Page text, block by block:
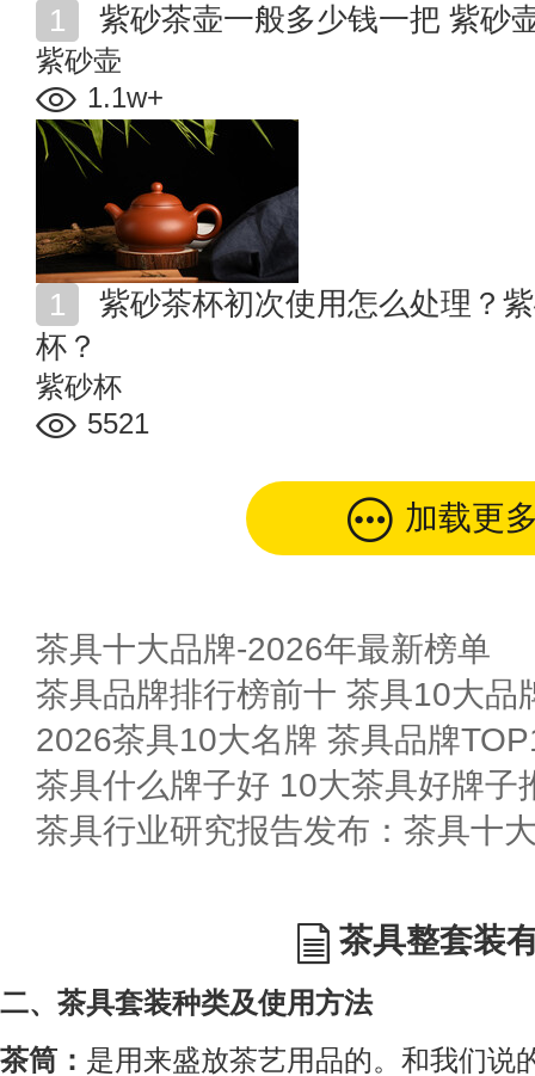
紫砂茶壶一般多少钱一把 紫砂
紫砂壶
1.1w+
杯？
紫砂杯
5521
加载更
茶具十大品牌-2026年最新榜单
茶具品牌排行榜前十 茶具10大品
2026茶具10大名牌 茶具品牌
茶具什么牌子好 10大茶具好牌子
茶具行业研究报告发布：茶具十
茶具整套装
二、茶具套装种类及使用方法
茶筒： 是用来盛放茶艺用品的。和我们说